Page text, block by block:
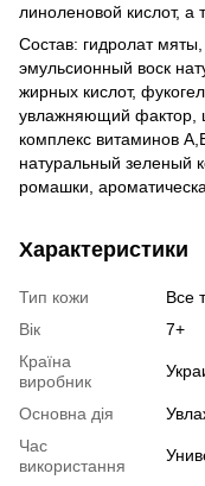
линоленовой кислот, а
Состав: гидролат
эмульсионный воск
жирных кислот,
увлажняющий фактор,
комплекс витаминов
натуральный зеленый
ромашки,
Характеристики
Тип кожи
Все
Вік
7+
Країна
виробник
Основна дія
Час
використання